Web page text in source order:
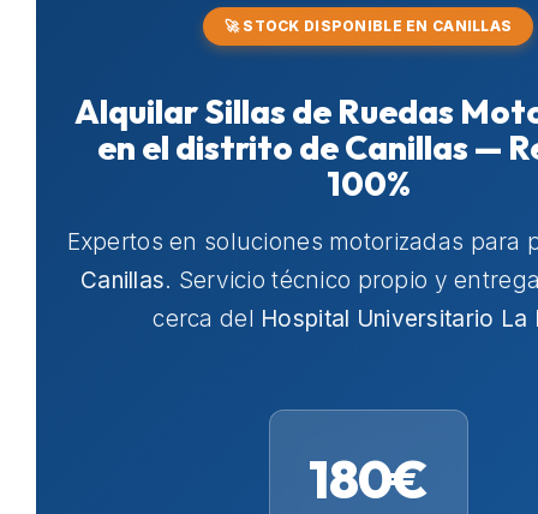
🚀 STOCK DISPONIBLE EN CANILLAS
Alquilar Sillas de Ruedas
en el distrito de Canillas —
100%
Expertos en soluciones motorizadas para
Canillas. Servicio técnico propio y
cerca del Hospital Universitario La
180€